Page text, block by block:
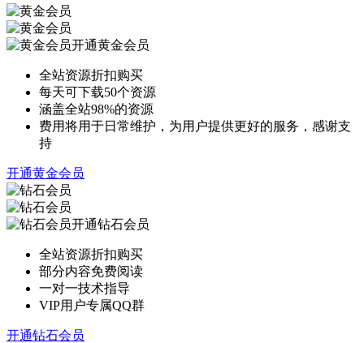
开通黄金会员
全站资源折扣购买
每天可下载50个资源
涵盖全站98%的资源
费用将用于日常维护，为用户提供更好的服务，感谢支
持
开通黄金会员
开通钻石会员
全站资源折扣购买
部分内容免费阅读
一对一技术指导
VIP用户专属QQ群
开通钻石会员